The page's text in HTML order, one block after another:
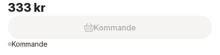
333 kr
Kommande
Kommande